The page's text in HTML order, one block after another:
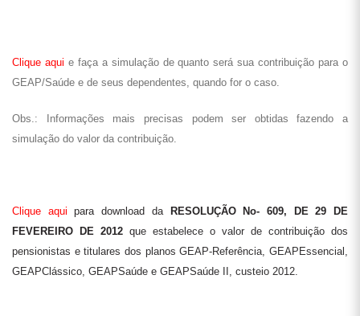
Clique aqui e faça a simulação de quanto será sua contribuição para o
GEAP/Saúde e de seus dependentes, quando for o caso.
Obs.: Informações mais precisas podem ser obtidas fazendo a
simulação do valor da contribuição.
Clique aqui para download da
RESOLUÇÃO No- 609, DE 29 DE
FEVEREIRO DE 2012 que estabelece o valor de contribuição dos
pensionistas e titulares dos planos GEAP-Referência, GEAPEssencial,
GEAPClássico, GEAPSaúde e GEAPSaúde II, custeio 2012.